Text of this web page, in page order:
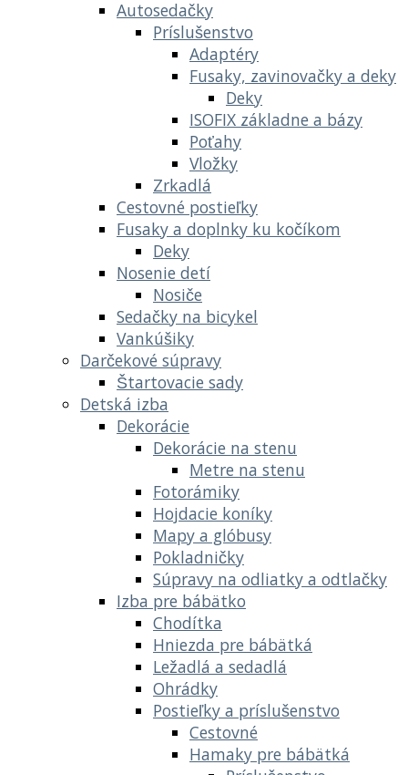
Autosedačky
Príslušenstvo
Adaptéry
Fusaky, zavinovačky a deky
Deky
ISOFIX základne a bázy
Poťahy
Vložky
Zrkadlá
Cestovné postieľky
Fusaky a doplnky ku kočíkom
Deky
Nosenie detí
Nosiče
Sedačky na bicykel
Vankúšiky
Darčekové súpravy
Štartovacie sady
Detská izba
Dekorácie
Dekorácie na stenu
Metre na stenu
Fotorámiky
Hojdacie koníky
Mapy a glóbusy
Pokladničky
Súpravy na odliatky a odtlačky
Izba pre bábätko
Chodítka
Hniezda pre bábätká
Ležadlá a sedadlá
Ohrádky
Postieľky a príslušenstvo
Cestovné
Hamaky pre bábätká